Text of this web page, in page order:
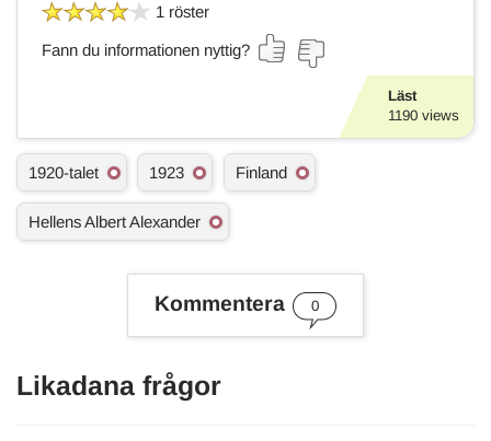
1 röster
Fann du informationen nyttig?
Läst
1190views
Ä
m
n
s
1920-talet 1923 Finland
Hellens Albert Alexander
Kommentera 0
Likadana frågor